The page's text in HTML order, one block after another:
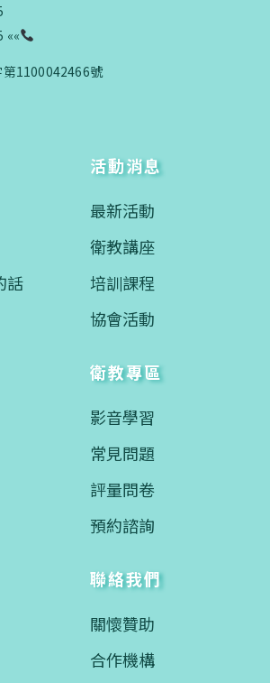
««
第1100042466號
話
活動消息
最新活動
衛教講座
培訓課程
協會活動
衛教專區
影音學習
常見問題
評量問卷
預約諮詢
聯絡我們
關懷贊助
合作機構